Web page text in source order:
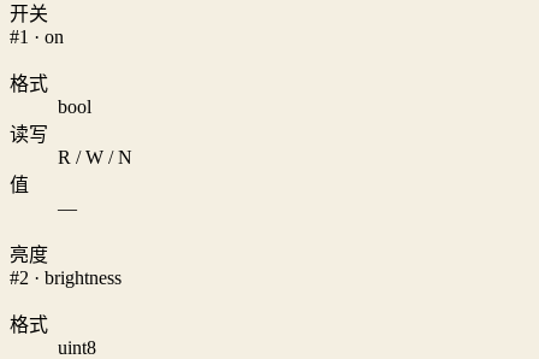
开关
#1 · on
格式
bool
读写
R / W / N
值
—
亮度
#2 · brightness
格式
uint8